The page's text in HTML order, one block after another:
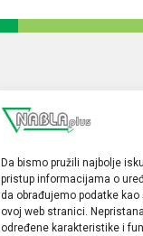
Da bismo pružili najbolje
pristup informacijama o
da obrađujemo podatke
ovoj web stranici.
određene karakteristike i